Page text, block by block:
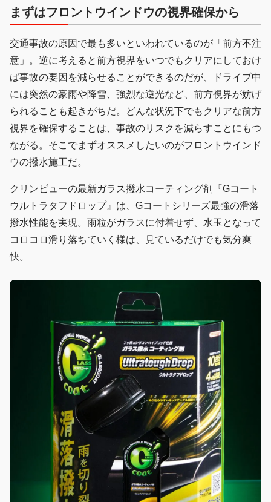
まずはフロントウインドウの視界確保から
交通事故の原因で最も多いといわれているのが「前方不注
意」。逆に考えると前方視界をいつでもクリアにしておけ
ば事故の要因を減らせることができるのだが、ドライブ中
には突然の豪雨や降雪、強烈な逆光など、前方視界が妨げ
られることも起きがちだ。どんな状況下でもクリアな前方
視界を確保することは、事故のリスクを減らすことにもつ
ながる。そこでまずオススメしたいのがフロントウインド
ウの撥水施工だ。
クリンビューの最新ガラス撥水コーティング剤『Gコート
ウルトラタフドロップ』は、Gコートシリーズ最強の滑落
撥水性能を実現。雨粒がガラスに付着せず、水玉となって
コロコロ滑り落ちていく様は、見ているだけでも気分爽
快。